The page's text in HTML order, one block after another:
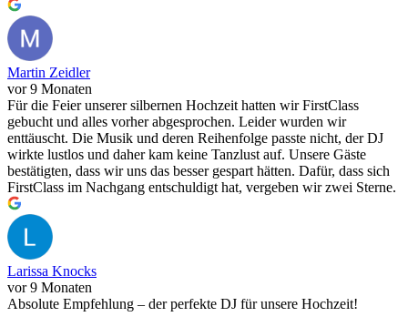
Martin Zeidler
vor 9 Monaten
Für die Feier unserer silbernen Hochzeit hatten wir FirstClass
gebucht und alles vorher abgesprochen. Leider wurden wir
enttäuscht. Die Musik und deren Reihenfolge passte nicht, der DJ
wirkte lustlos und daher kam keine Tanzlust auf. Unsere Gäste
bestätigten, dass wir uns das besser gespart hätten. Dafür, dass sich
FirstClass im Nachgang entschuldigt hat, vergeben wir zwei Sterne.
Larissa Knocks
vor 9 Monaten
Absolute Empfehlung – der perfekte DJ für unsere Hochzeit!